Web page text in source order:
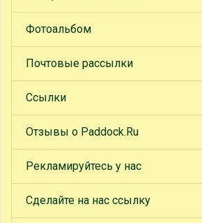
Фотоальбом
Почтовые рассылки
Ссылки
Отзывы о Paddock.Ru
Рекламируйтесь у нас
Сделайте на нас ссылку